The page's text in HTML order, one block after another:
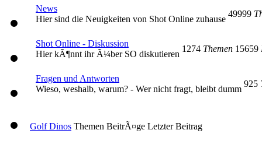
News
Hier sind die Neuigkeiten von Shot Online zuhause
49999
Shot Online - Diskussion
Hier kÃ¶nnt ihr Ã¼ber SO diskutieren
1274 Themen 15659
Fragen und Antworten
Wieso, weshalb, warum? - Wer nicht fragt, bleibt dumm
925
Golf Dinos Themen BeitrÃ¤ge Letzter Beitrag